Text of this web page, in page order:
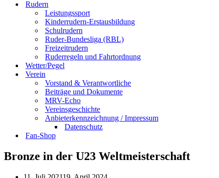
Rudern
Leistungssport
Kinderrudern-Erstausbildung
Schulrudern
Ruder-Bundesliga (RBL)
Freizeitrudern
Ruderregeln und Fahrtordnung
Wetter/Pegel
Verein
Vorstand & Verantwortliche
Beiträge und Dokumente
MRV-Echo
Vereinsgeschichte
Anbieterkennzeichnung / Impressum
Datenschutz
Fan-Shop
Bronze in der U23 Weltmeisterschaft